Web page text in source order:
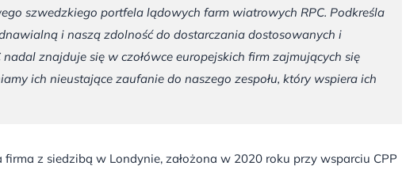
szwedzkiego portfela lądowych farm wiatrowych RPC. Podkreśla
i naszą zdolność do dostarczania dostosowanych i
znajduje się w czołówce europejskich firm zajmujących się
ich nieustające zaufanie do naszego zespołu, który wspiera ich
z siedzibą w Londynie, założona w 2020 roku przy wsparciu CPP